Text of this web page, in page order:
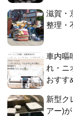
滋賀・
整理・
車内嘔
れ・ニ
おすす
新型ク
アー)